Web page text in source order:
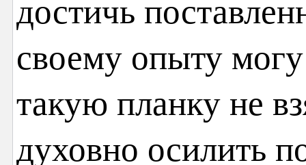
достичь
своему опыту
такую планку не
духовно осилить